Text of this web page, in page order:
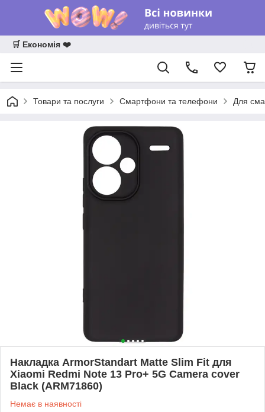
🛒 Економія ❤️
Товари та послуги Смартфони та телефони Для
Накладка ArmorStandart Matte Slim Fit для
Xiaomi Redmi Note 13 Pro+ 5G Camera cover
Black (ARM71860)
Немає в наявності